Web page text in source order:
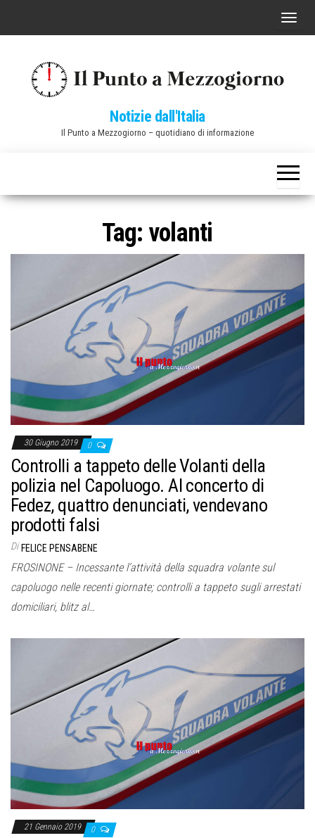
C
a
v
a
o
Notizie dall'Italia
Il Punto a Mezzogiorno – quotidiano di informazione
Tag: volanti
30 Giugno 2019 0
Controlli a tappeto delle Volanti della
polizia nel Capoluogo. Al concerto di
Fedez, quattro denunciati, vendevano
prodotti falsi
Di FELICE PENSABENE
FROSINONE – Incessante l’attività della squadra volante sul
capoluogo nelle recenti giornate; controlli a tappeto sugli arrestati
domiciliari, blitz al…
21 Gennaio 2019 0